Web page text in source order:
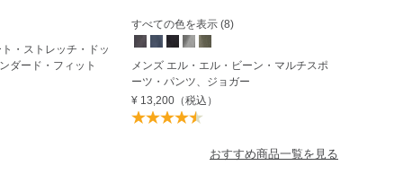
・ストレッチ・ドッ
ダード・フィット
すべての色を表示 (8)
メンズ エル・エル・ビーン・マルチスポ
ーツ・パンツ、ジョガー
¥ 13,200（税込）
おすすめ商品一覧を見る